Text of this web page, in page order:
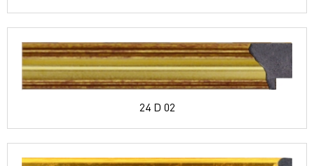
24 D 02